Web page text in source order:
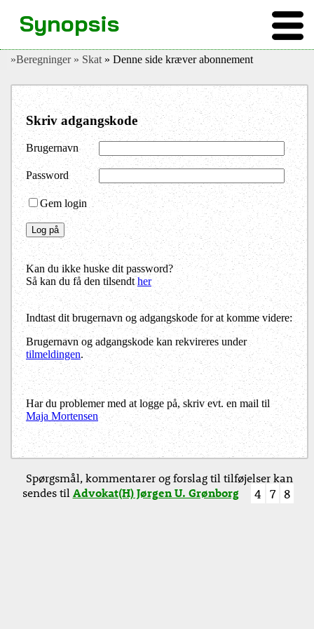
»Beregninger » Skat » Denne side kræver abonnement
Skriv adgangskode
Brugernavn
Password
Gem login
Kan du ikke huske dit password?
Så kan du få den tilsendther
Indtast dit brugernavn og adgangskode for at komme videre:
Brugernavn og adgangskode kan rekvireres under
tilmeldingen.
Har du problemer med at logge på, skriv evt. en mail til
Maja Mortensen
Synopsis
Spørgsmål, kommentarer og forslag til tilføjelser kan
sendes tilAdvokat(H) Jørgen U. Grønborg 4 7 8